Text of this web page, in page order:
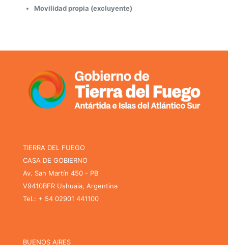
Movilidad propia (excluyente)
TIERRA DEL FUEGO
CASA DE GOBIERNO
Av. San Martín 450 - PB
V9410BFR Ushuaia, Argentina
Tel.: + 54 02901 441100
BUENOS AIRES